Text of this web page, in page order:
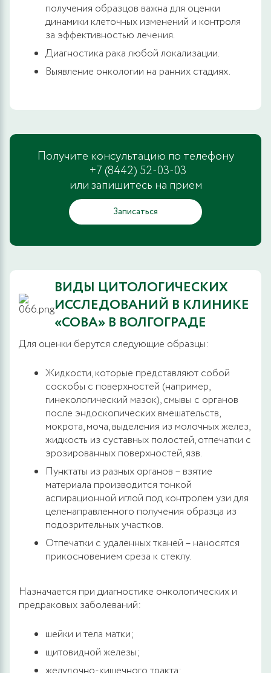
получения образцов важна для оценки
динамики клеточных изменений и контроля
за эффективностью лечения.
Диагностика рака любой локализации.
Выявление онкологии на ранних стадиях.
Получите консультацию по телефону
+7 (8442) 52-03-03
или запишитесь на прием
Записаться
ВИДЫ ЦИТОЛОГИЧЕСКИХ
ИССЛЕДОВАНИЙ В КЛИНИКЕ
«СОВА» В ВОЛГОГРАДЕ
Для оценки берутся следующие образцы:
Жидкости, которые представляют собой
соскобы с поверхностей (например,
гинекологический мазок), смывы с органов
после эндоскопических вмешательств,
мокрота, моча, выделения из молочных желез,
жидкость из суставных полостей, отпечатки с
эрозированных поверхностей, язв.
Пунктаты из разных органов – взятие
материала производится тонкой
аспирационной иглой под контролем узи для
целенаправленного получения образца из
подозрительных участков.
Отпечатки с удаленных тканей – наносятся
прикосновением среза к стеклу.
Назначается при диагностике онкологических и
предраковых заболеваний:
шейки и тела матки;
щитовидной железы;